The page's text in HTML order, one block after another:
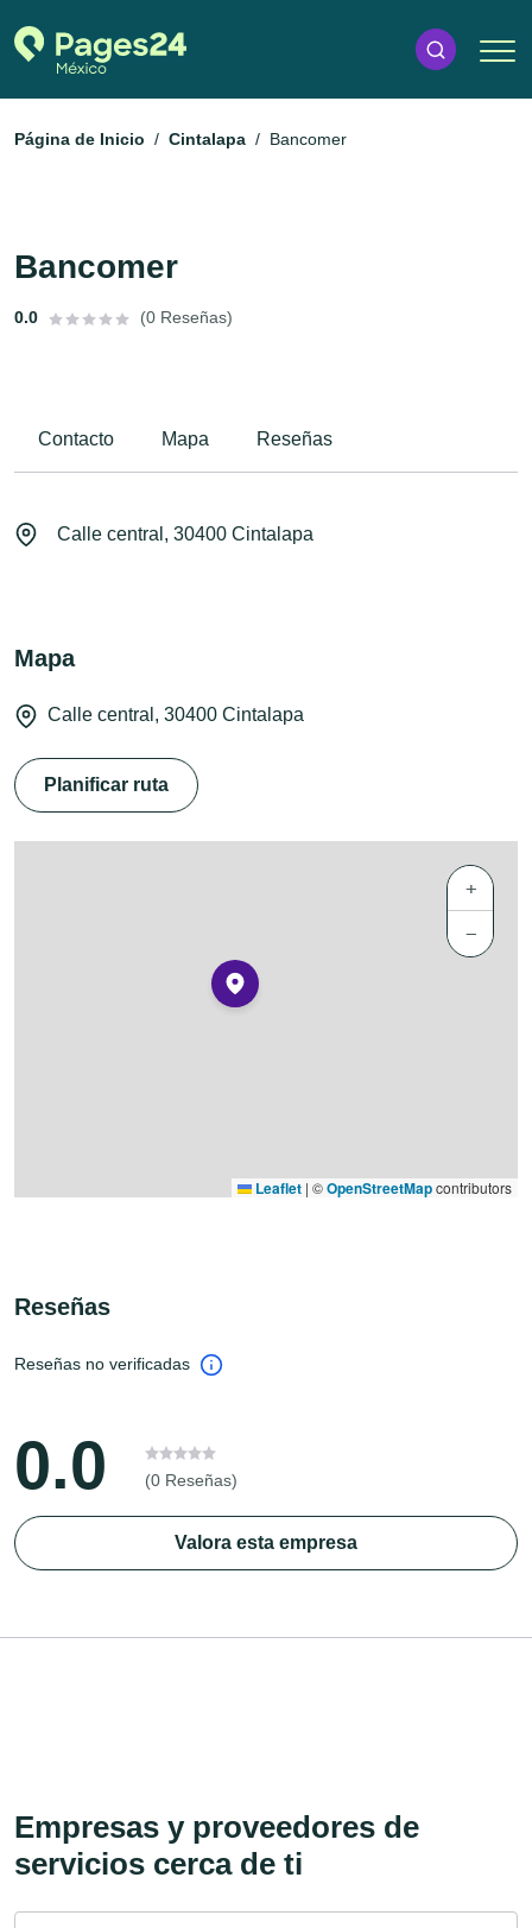
Página de Inicio Cintalapa Bancomer
Bancomer
0.0 (0 Reseñas)
Contacto Mapa Reseñas
Calle central, 30400 Cintalapa
Mapa
Calle central, 30400 Cintalapa
Planificar ruta
+
−
Leaflet | ©OpenStreetMapcontributors
Reseñas
Reseñas no verificadas
0.0 (0 Reseñas)
Valora esta empresa
Empresas y proveedores de
servicios cerca de ti